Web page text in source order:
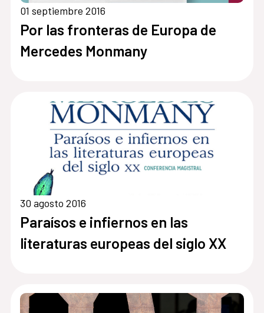
01 septiembre 2016
Por las fronteras de Europa de
Mercedes Monmany
30 agosto 2016
Paraísos e infiernos en las
literaturas europeas del siglo XX